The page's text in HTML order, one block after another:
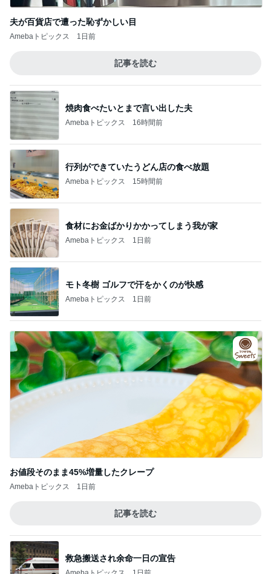
夫が百貨店で遭った恥ずかしい目
Amebaトピックス 1日前
記事を読む
焼肉食べたいとまで言い出した夫
Amebaトピックス 16時間前
行列ができていたうどん店の食べ放題
Amebaトピックス 15時間前
食材にお金ばかりかかってしまう我が家
Amebaトピックス 1日前
モト冬樹 ゴルフで汗をかくのが快感
Amebaトピックス 1日前
お値段そのまま45%増量したクレープ
Amebaトピックス 1日前
記事を読む
救急搬送され余命一日の宣告